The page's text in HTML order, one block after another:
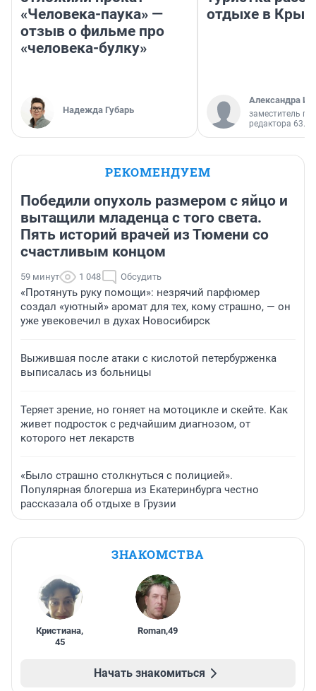
«Человека-паука» —
отзыв о фильме про
«человека-булку»
Надежда Губарь
отдыхе в
Александра
заместитель
редактора 63.RU
РЕКОМЕНДУЕМ
Победили опухоль размером с яйцо и
вытащили младенца с того света.
Пять историй врачей из Тюмени со
счастливым концом
59 минут 1 048 Обсудить
«Протянуть руку помощи»: незрячий парфюмер
создал «уютный» аромат для тех, кому страшно, — он
уже увековечил в духах Новосибирск
Выжившая после атаки с кислотой петербурженка
выписалась из больницы
Теряет зрение, но гоняет на мотоцикле и скейте. Как
живет подросток с редчайшим диагнозом, от
которого нет лекарств
«Было страшно столкнуться с полицией».
Популярная блогерша из Екатеринбурга честно
рассказала об отдыхе в Грузии
ЗНАКОМСТВА
Кристиана,
45
Roman,49
Начать знакомиться